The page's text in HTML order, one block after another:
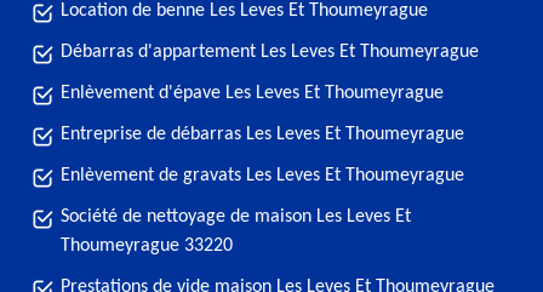
Location de benne Les Leves Et Thoumeyrague
Débarras d'appartement Les Leves Et Thoumeyrague
Enlèvement d'épave Les Leves Et Thoumeyrague
Entreprise de débarras Les Leves Et Thoumeyrague
Enlèvement de gravats Les Leves Et Thoumeyrague
Société de nettoyage de maison Les Leves Et
Thoumeyrague 33220
Prestations de vide maison Les Leves Et Thoumeyrague